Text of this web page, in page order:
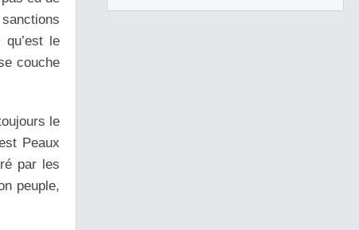
le
couche
le
Peaux
par les
peuple,